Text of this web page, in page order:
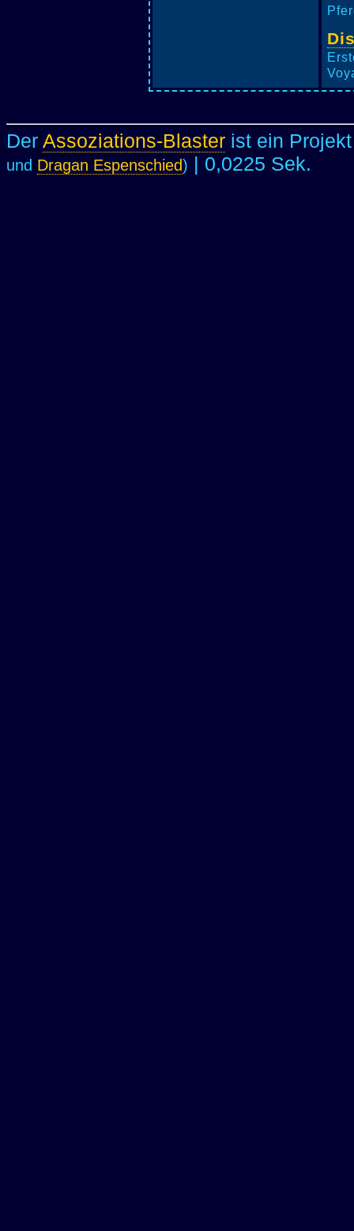
Der Assoziations-Blaster ist ein
und Dragan Espenschied) | 0,0225 Sek.